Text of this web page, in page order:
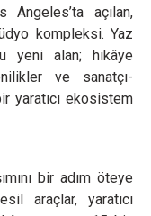
Angeles’ta açılan,
kompleksi. Yaz
yeni alan; hikâye
ve sanatçı-
yaratıcı ekosistem
bir adım öteye
araçlar, yaratıcı